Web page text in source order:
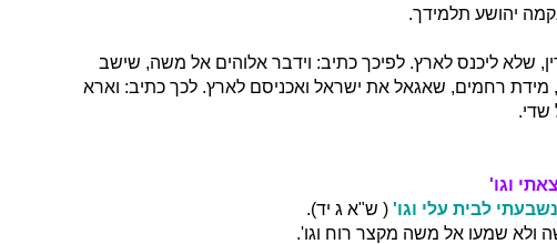
יהושע תלמידך.
שלא ליכנס לארץ. לפיכך כתיב: וידבר אלוהים אל משה, שישב
ה', מידת רחמים, שאגאל את ישראל ואכניסם לארץ. לכך כתיב: וארא
שדי.
וגו'
לבית עלי וגו' ( ש"א ג יד).
ולא שמעו אל משה מקצר רוח וגו'.